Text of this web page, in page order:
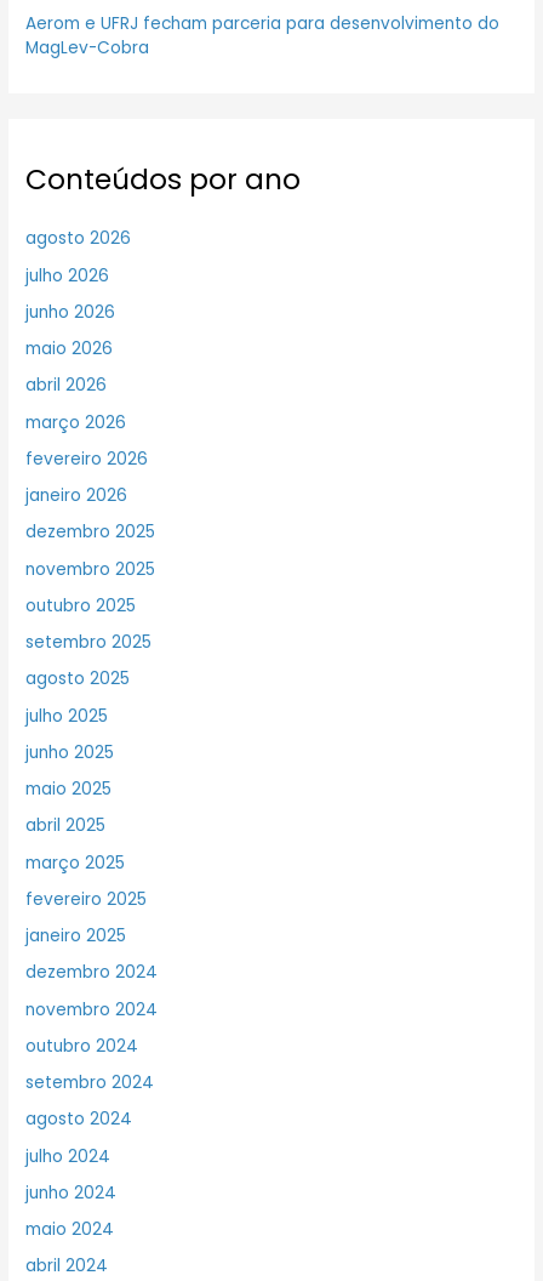
Aerom e UFRJ fecham parceria para desenvolvimento do
MagLev-Cobra
Conteúdos por ano
agosto 2026
julho 2026
junho 2026
maio 2026
abril 2026
março 2026
fevereiro 2026
janeiro 2026
dezembro 2025
novembro 2025
outubro 2025
setembro 2025
agosto 2025
julho 2025
junho 2025
maio 2025
abril 2025
março 2025
fevereiro 2025
janeiro 2025
dezembro 2024
novembro 2024
outubro 2024
setembro 2024
agosto 2024
julho 2024
junho 2024
maio 2024
abril 2024